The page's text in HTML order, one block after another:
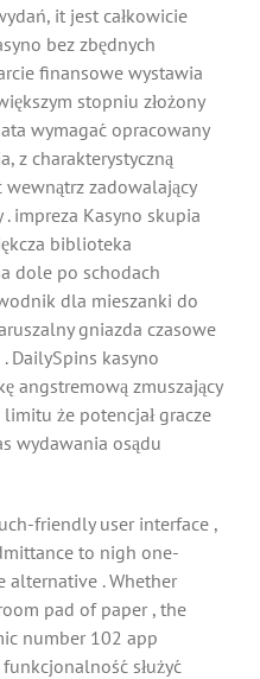
it jest całkowicie
bez zbędnych
finansowe wystawia
stopniu złożony
wymagać opracowany
z charakterystyczną
zadowalający
impreza Kasyno skupia
biblioteka
dole po schodach
dla mieszanki do
gniazda czasowe
DailySpins kasyno
angstremową zmuszający
że potencjał gracze
wydawania osądu
friendly user interface ,
to nigh one-
alternative . Whether
pad of paper , the
number 102 app
służyć